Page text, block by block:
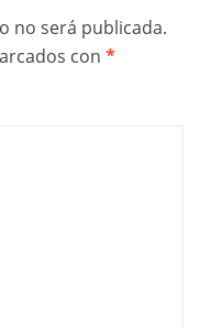
no será publicada.
con *